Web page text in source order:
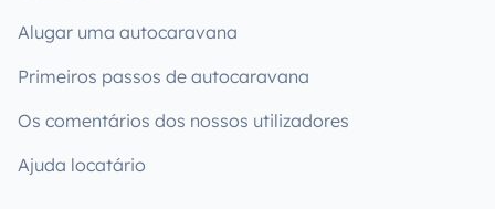
Alugar uma autocaravana
Primeiros passos de autocaravana
Os comentários dos nossos utilizadores
Ajuda locatário